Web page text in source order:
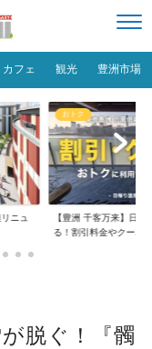
カフェ 観光 豊洲市場
て
グルメ
【豊洲 千客万来】
め
脱ぐ！『髑